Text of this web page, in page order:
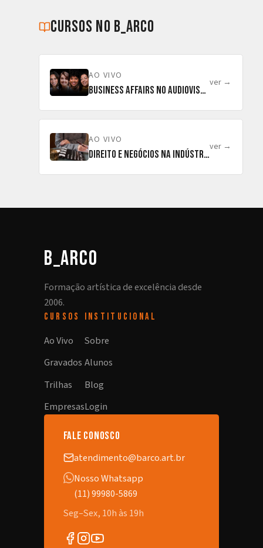
cursos no b_arco
AO VIVO
Business Affairs no Audiovisual
ver →
AO VIVO
Direito e Negócios na Indústria Audiovisual
ver →
b_arco
Formação artística de excelência desde
2006.
CURSOS
Ao Vivo
Gravados
Trilhas
Empresas
INSTITUCIONAL
Sobre
Alunos
Blog
Login
fale conosco
atendimento@barco.art.br
Nosso Whatsapp
(11) 99980-5869
Seg–Sex, 10h às 19h